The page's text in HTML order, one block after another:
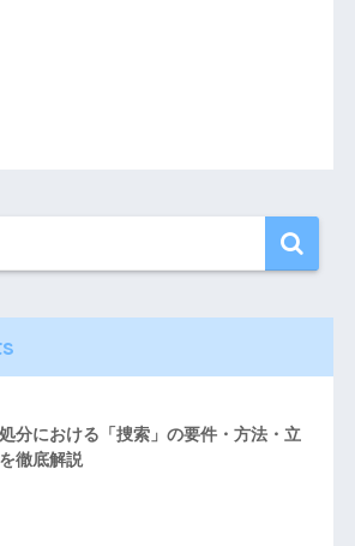
分における「捜索」の要件・方法・立
徹底解説